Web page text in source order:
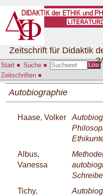
Start Suche Los!
Zeitschriften
Zeitschrift für Didaktik
Autobiographie
Haase, Volker
Albus,
Vanessa
Tichy,